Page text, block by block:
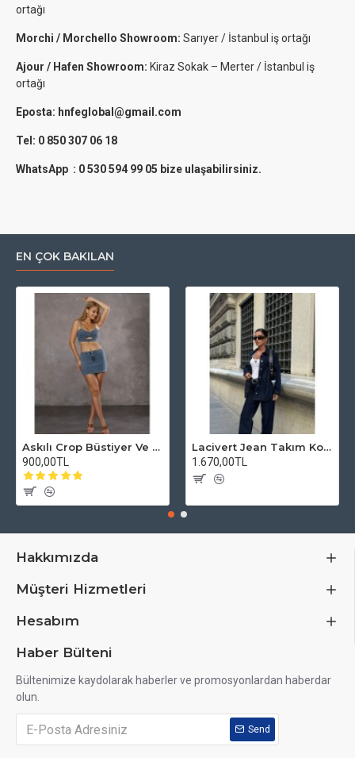
ortağı
Morchi / Morchello Showroom: Sarıyer / İstanbul iş ortağı
Ajour / Hafen Showroom: Kiraz Sokak – Merter / İstanbul iş
ortağı
Eposta: hnfeglobal@gmail.com
Tel: 0 850 307 06 18
WhatsApp : 0 530 594 99 05 bize ulaşabilirsiniz.
EN ÇOK BAKILAN
Askılı Crop Büstiyer Ve Mini Etek Lycralı HAFEN Free Blue Takım Jean Denim
900,00TL
Lacivert Jean Takım Kot pantolon ve ceket hafen
1.670,00TL
Hakkımızda
Müşteri Hizmetleri
Hesabım
Haber Bülteni
Bültenimize kaydolarak haberler ve promosyonlardan haberdar
olun.
Send